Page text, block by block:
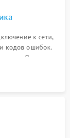
к сети,
кодов ошибок.
Оценка
без